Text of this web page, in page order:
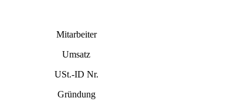
Mitarbeiter
Umsatz
USt.-ID Nr.
Gründung